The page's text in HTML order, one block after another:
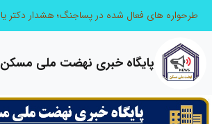
پایگاه خبری نهضت ملی مسکن